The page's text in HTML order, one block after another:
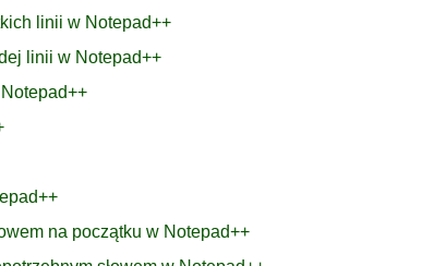
linii w Notepad++
linii w Notepad++
na początku w Notepad++